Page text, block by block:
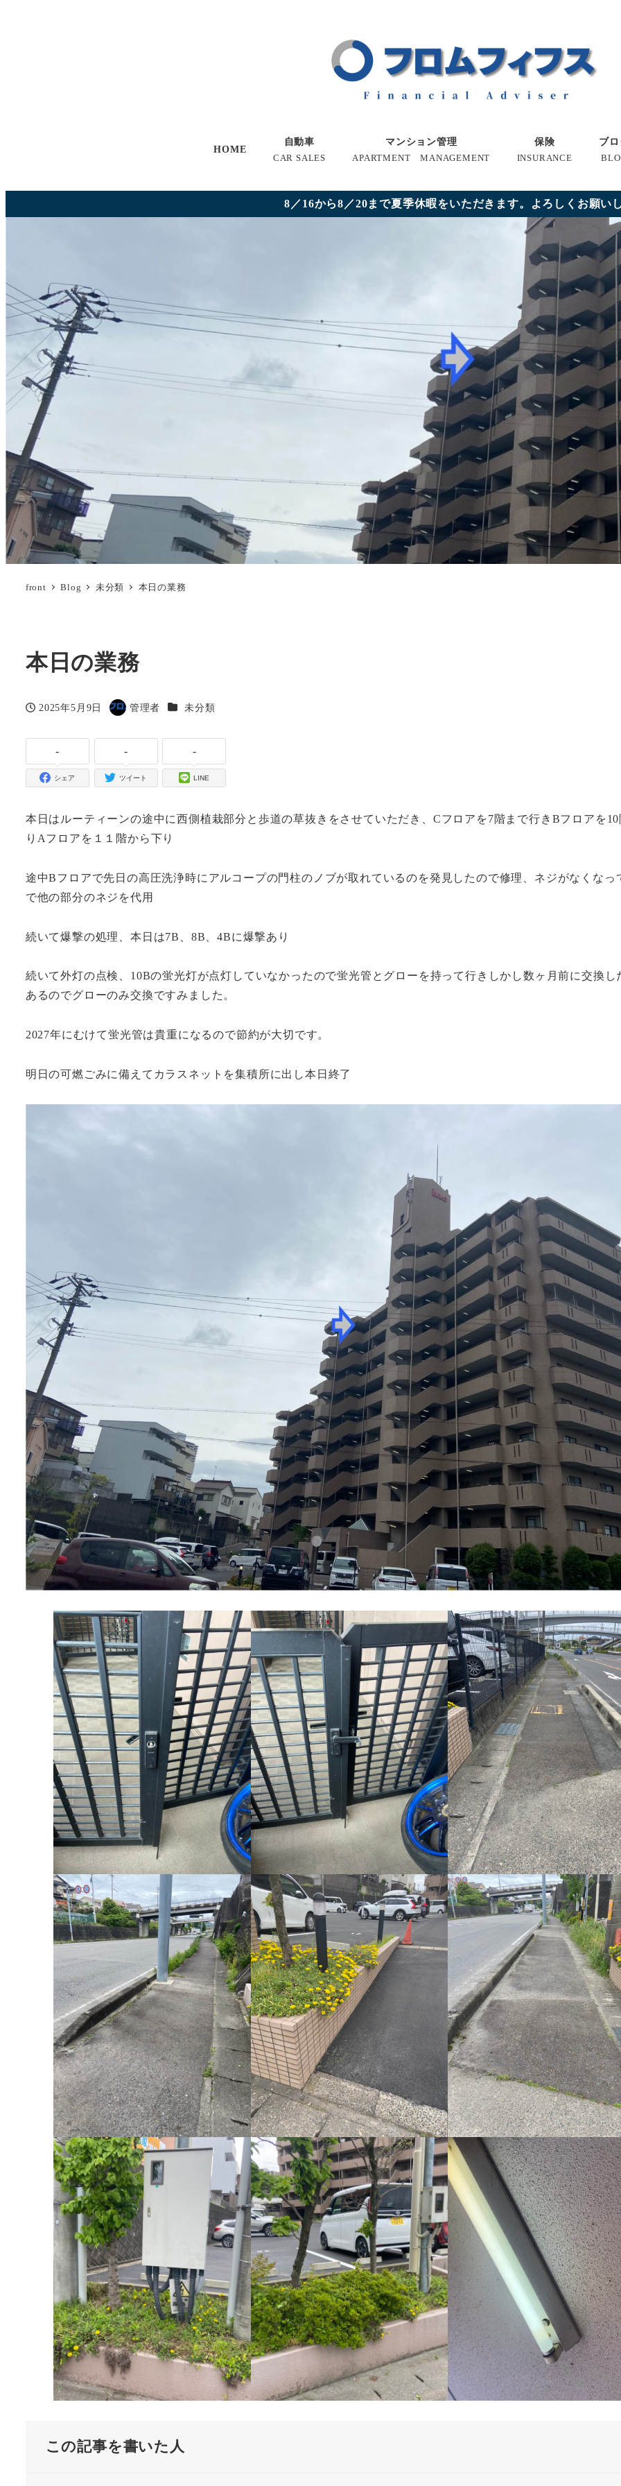
HOME
自動車
CAR SALES
マンション管理
APARTMENT MANAGEMENT
保険
INSURANCE
ブ
8／16から8／20まで夏季休暇をいただきます。よろしくお願い
front Blog 未分類 本日の業務
本日の業務
投稿日
2025年5月9日
著
管理者 カテゴリー
未分類
-
シェア
-
ツイート
-
LINE
本日はルーティーンの途中に西側植栽部分と歩道の草抜きをさせていただき、Cフロアを7階まで行きBフロアを
りAフロアを１１階から下り
途中Bフロアで先日の高圧洗浄時にアルコープの門柱のノブが取れているのを発見したので修理、ネジがなくなっ
で他の部分のネジを代用
続いて爆撃の処理、本日は7B、8B、4Bに爆撃あり
続いて外灯の点検、10Bの蛍光灯が点灯していなかったので蛍光管とグローを持って行きしかし数ヶ月前に交換し
あるのでグローのみ交換ですみました。
2027年にむけて蛍光管は貴重になるので節約が大切です。
明日の可燃ごみに備えてカラスネットを集積所に出し本日終了
この記事を書いた人